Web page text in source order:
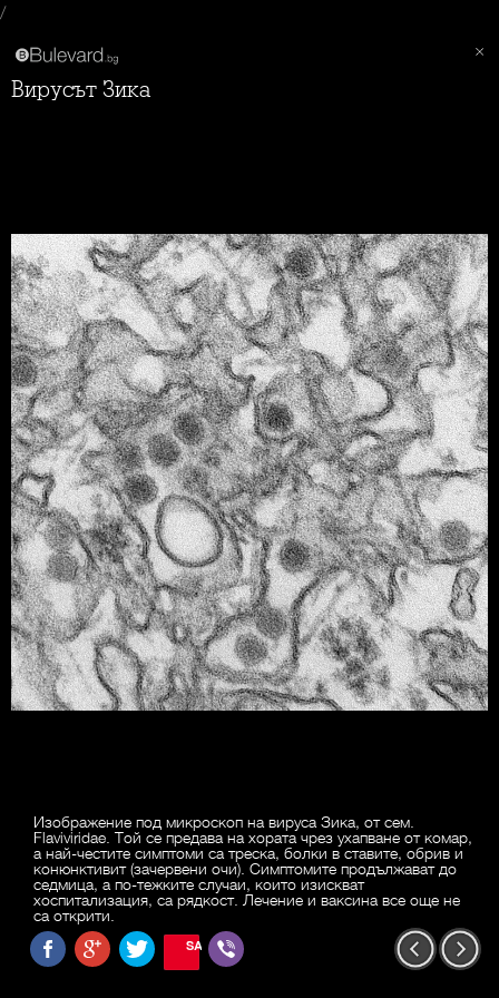
/
Вирусът Зика
Изображение под микроскоп на вируса Зика, от сем.
Flaviviridae. Той се предава на хората чрез ухапване от комар,
а най-честите симптоми са треска, болки в ставите, обрив и
конюнктивит (зачервени очи). Симптомите продължават до
седмица, а по-тежките случаи, които изискват
хоспитализация, са рядкост. Лечение и ваксина все още не
са открити.
SAVE